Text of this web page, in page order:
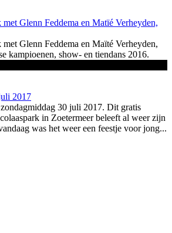
Glenn Feddema en Matïé Verheyden,
Glenn Feddema en Maïté Verheyden,
kampioenen, show- en tiendans 2016.
2017
30 juli 2017. Dit gratis
in Zoetermeer beleeft al weer zijn
was het weer een feestje voor jong...